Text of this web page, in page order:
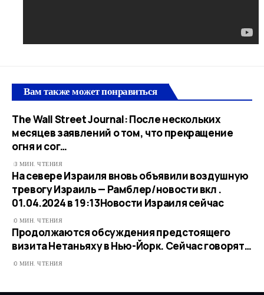
Вам также может понравиться
The Wall Street Journal: После нескольких
месяцев заявлений о том, что прекращение
огня и сог…
3 МИН. ЧТЕНИЯ
На севере Израиля вновь объявили воздушную
тревогу Израиль — Рамблер/новости вкл .
01.04.2024 в 19:13​Новости Израиля сейчас
0 МИН. ЧТЕНИЯ
Продолжаются обсуждения предстоящего
визита Нетаньяху в Нью-Йорк. Сейчас говорят…
0 МИН. ЧТЕНИЯ